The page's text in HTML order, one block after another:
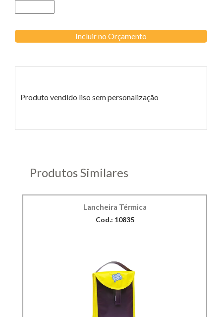
Incluir no Orçamento
Produto vendido liso sem personalização
Produtos Similares
Lancheira Térmica
Cod.: 10835